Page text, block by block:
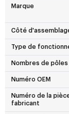
Marque
Côté
Type de
Nombres de pôles
Numéro OEM
Numéro de la
fabricant